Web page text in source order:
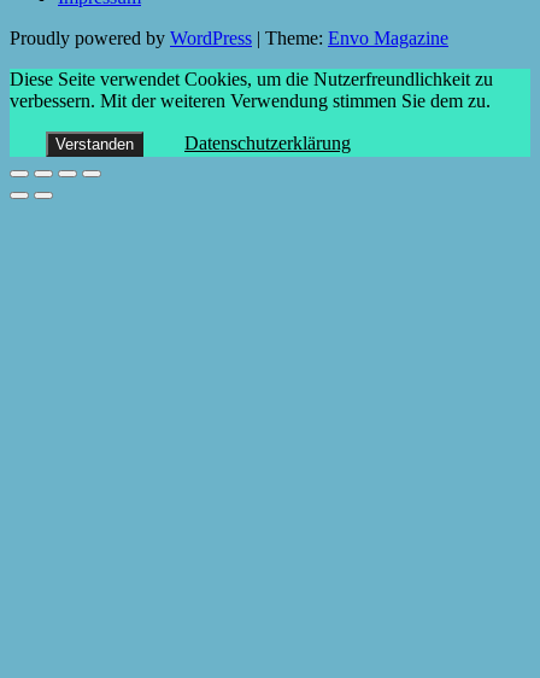
Proudly powered by WordPress Theme: Envo Magazine
Diese Seite verwendet Cookies, um die Nutzerfreundlichkeit zu
verbessern. Mit der weiteren Verwendung stimmen Sie dem zu.
Verstanden Datenschutzerklärung